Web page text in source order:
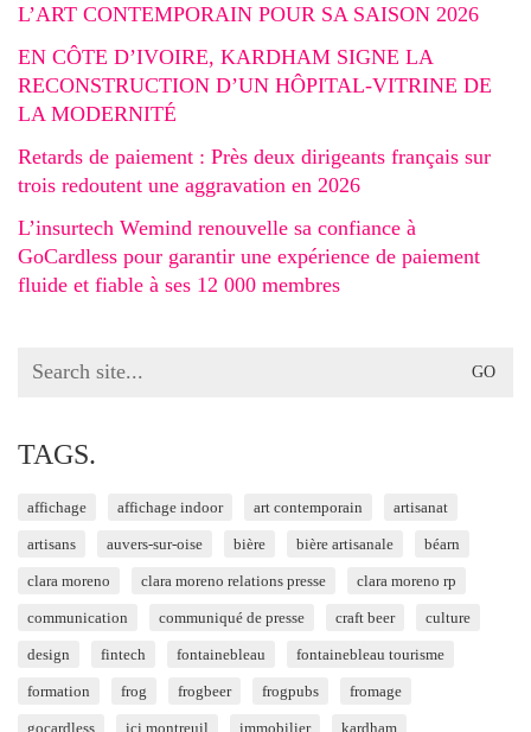
L’ART CONTEMPORAIN POUR SA SAISON 2026
EN CÔTE D’IVOIRE, KARDHAM SIGNE LA
RECONSTRUCTION D’UN HÔPITAL-VITRINE DE
LA MODERNITÉ
Retards de paiement : Près deux dirigeants français sur
trois redoutent une aggravation en 2026
L’insurtech Wemind renouvelle sa confiance à
GoCardless pour garantir une expérience de paiement
fluide et fiable à ses 12 000 membres
Search
TAGS.
affichage affichage indoor art contemporain artisanat
artisans auvers-sur-oise bière bière artisanale béarn
clara moreno clara moreno relations presse clara moreno rp
communication communiqué de presse craft beer culture
design fintech fontainebleau fontainebleau tourisme
formation frog frogbeer frogpubs fromage
gocardless ici montreuil immobilier kardham